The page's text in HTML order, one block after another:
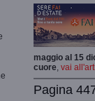
maggio al 15
cuore, vai
Pagina